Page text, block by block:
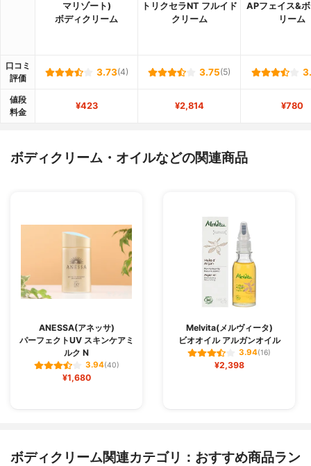
マリゾート)
ボディクリーム
トリクセラNT フルイド
クリーム
APフェイス&
リーム
口コミ
評価
3.73(4) 3.75(5)
値段
料金
¥423 ¥2,814 ¥780
ボディクリーム・オイルなどの関連商品
ANESSA(アネッサ)
パーフェクトUV スキンケアミ
ルク N
3.94(40)
¥1,680
Melvita(メルヴィータ)
ビオオイル アルガンオイル
3.94(16)
¥2,398
ボディクリーム関連カテゴリ：おすすめ商品ラン